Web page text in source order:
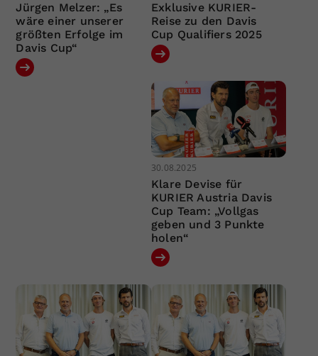
Jürgen Melzer: „Es
wäre einer unserer
größten Erfolge im
Davis Cup“
Exklusive KURIER-
Reise zu den Davis
Cup Qualifiers 2025
30.08.2025
Klare Devise für
KURIER Austria Davis
Cup Team: „Vollgas
geben und 3 Punkte
holen“